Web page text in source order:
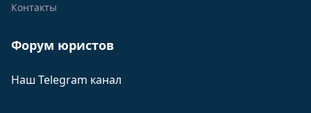
Контакты
Форум юристов
Наш Telegram канал